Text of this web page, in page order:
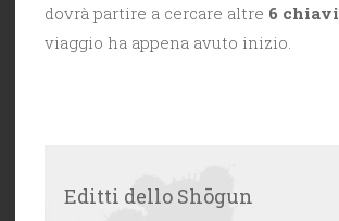
dovrà partire a cercare altre 6 chiavi
viaggio ha appena avuto inizio.
Editti dello Shōgun